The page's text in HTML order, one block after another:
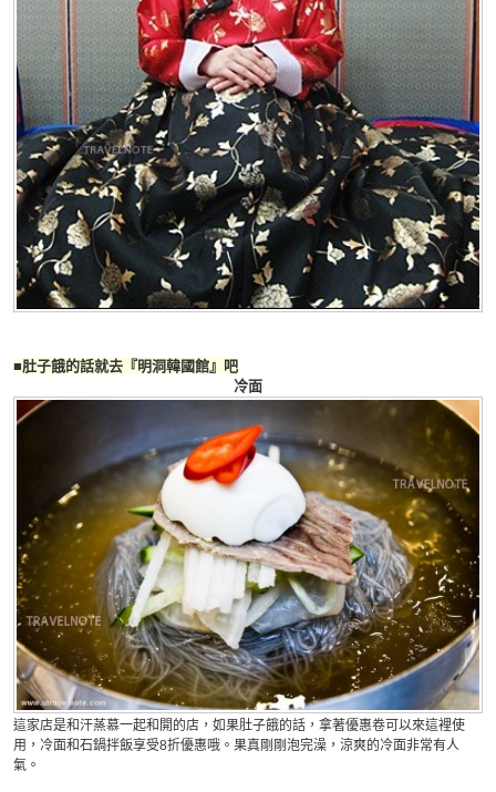
■肚子餓的話就去『明洞韓國館』吧
冷面
這家店是和汗蒸慕一起和開的店，如果肚子餓的話，拿著優惠卷可以來這裡使
用，冷面和石鍋拌飯享受8折優惠哦。果真剛剛泡完澡，涼爽的冷面非常有人
氣。